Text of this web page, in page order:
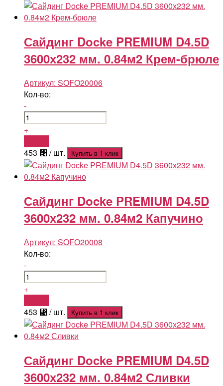
Сайдинг Docke PREMIUM D4.5D
3600х232 мм. 0.84м2 Крем-брюле
Артикул: SOFO20006
Кол-во:
-
+
453 ⃄ / шт. Купить в 1 клик
Сайдинг Docke PREMIUM D4.5D
3600х232 мм. 0.84м2 Капучино
Артикул: SOFO20008
Кол-во:
-
+
453 ⃄ / шт. Купить в 1 клик
Сайдинг Docke PREMIUM D4.5D
3600х232 мм. 0.84м2 Сливки